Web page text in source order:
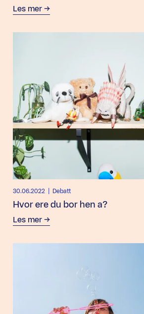
Les mer
30.06.2022 | Debatt
Hvor ere du bor hen a?
Les mer